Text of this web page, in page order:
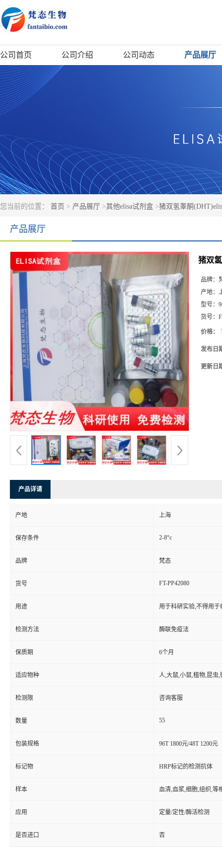
公司首页 公司介绍 公司动态 产品展厅
您当前的位置： 首页 > 产品展厅 >其他elisa试剂盒 >猪双氢睾酮
产品展厅
猪双
品牌：
产地：
型号：
货号：
价格：
发布日
更新日
产品详请
产地 上海
保存条件 2-8°c
品牌 梵态
货号 FT-PP42080
用途 用于科研实验,不得用于
检测方法 酶联免疫法
保质期 6个月
适应物种 人,大鼠,小鼠,植物,昆虫,
检测限 咨询客服
数量 55
包装规格 96T 1800元/48T 1200元
标记物 HRP标记的检测抗体
样本 血清,血浆,细胞,组织,等
应用 定量/定性/酶活检测
是否进口 否